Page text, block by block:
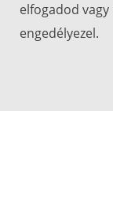
elfogadod
engedélyezel.